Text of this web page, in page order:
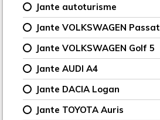
Jante autoturisme
Jante VOLKSWAGEN Passat
Jante VOLKSWAGEN Golf 5
Jante AUDI A4
Jante DACIA Logan
Jante TOYOTA Auris